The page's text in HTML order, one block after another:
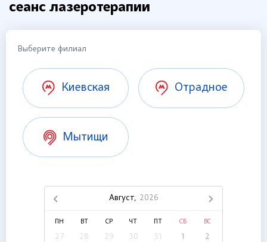
сеанс лазеротерапии
Выберите филиал
Киевская Отрадное
Мытищи
Август, 2026
ПН ВТ СР ЧТ СБ ВС
27 28 29 30 31 1 2